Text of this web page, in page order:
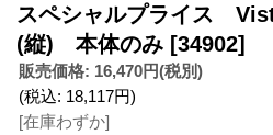
スペシャルプライス
(縦) 本体のみ [34902]
販売価格: 16,470円(税別)
(税込: 18,117円)
[在庫わずか]